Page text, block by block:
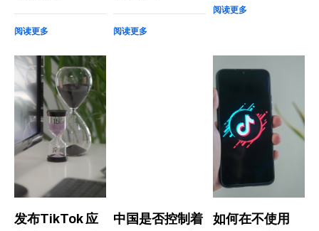
阅读更多 阅读更多
阅读更多
发布TikTok 应
中国是否控制着
如何在不使用